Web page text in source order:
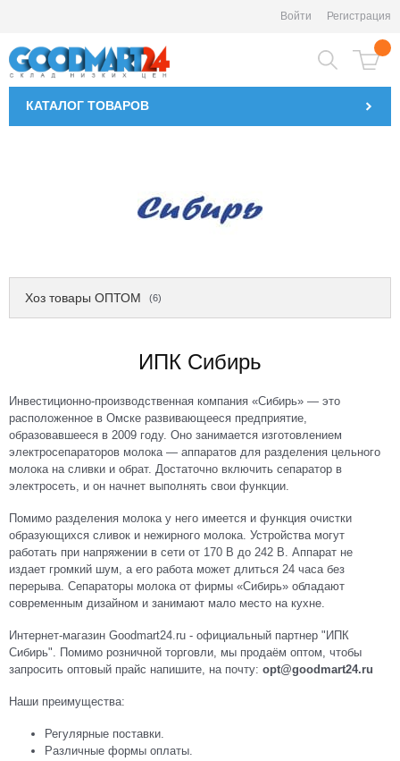
Войти Регистрация
КАТАЛОГ ТОВАРОВ
Хоз товары ОПТОМ (6)
ИПК Сибирь
Инвестиционно-производственная компания «Сибирь» — это
расположенное в Омске развивающееся предприятие,
образовавшееся в 2009 году. Оно занимается изготовлением
электросепараторов молока — аппаратов для разделения цельного
молока на сливки и обрат. Достаточно включить сепаратор в
электросеть, и он начнет выполнять свои функции.
Помимо разделения молока у него имеется и функция очистки
образующихся сливок и нежирного молока. Устройства могут
работать при напряжении в сети от 170 В до 242 В. Аппарат не
издает громкий шум, а его работа может длиться 24 часа без
перерыва. Сепараторы молока от фирмы «Сибирь» обладают
современным дизайном и занимают мало место на кухне.
Интернет-магазин Goodmart24.ru - официальный партнер "ИПК
Сибирь". Помимо розничной торговли, мы продаём оптом, чтобы
запросить оптовый прайс напишите, на почту: opt@goodmart24.ru
Наши преимущества:
Регулярные поставки.
Различные формы оплаты.